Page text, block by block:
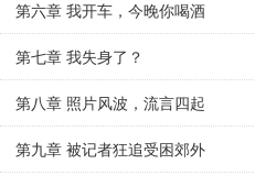
第六章 我开车，今晚你喝酒
第七章 我失身了？
第八章 照片风波，流言四起
第九章 被记者狂追受困郊外